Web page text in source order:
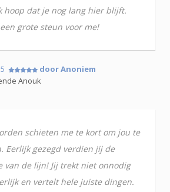
hoop dat je nog lang hier blijft.
grote steun voor me!
door Anoniem
Anouk
schieten me te kort om jou te
Eerlijk gezegd verdien jij de
van de lijn! Jij trekt niet onnodig
en vertelt hele juiste dingen.